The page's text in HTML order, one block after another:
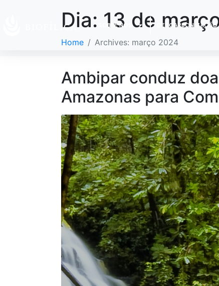
SOBRE NÓS DESCARBONIZAÇÃO
Dia: 13 de
Home Archives: março 2024
Ambipar conduz
Amazonas para